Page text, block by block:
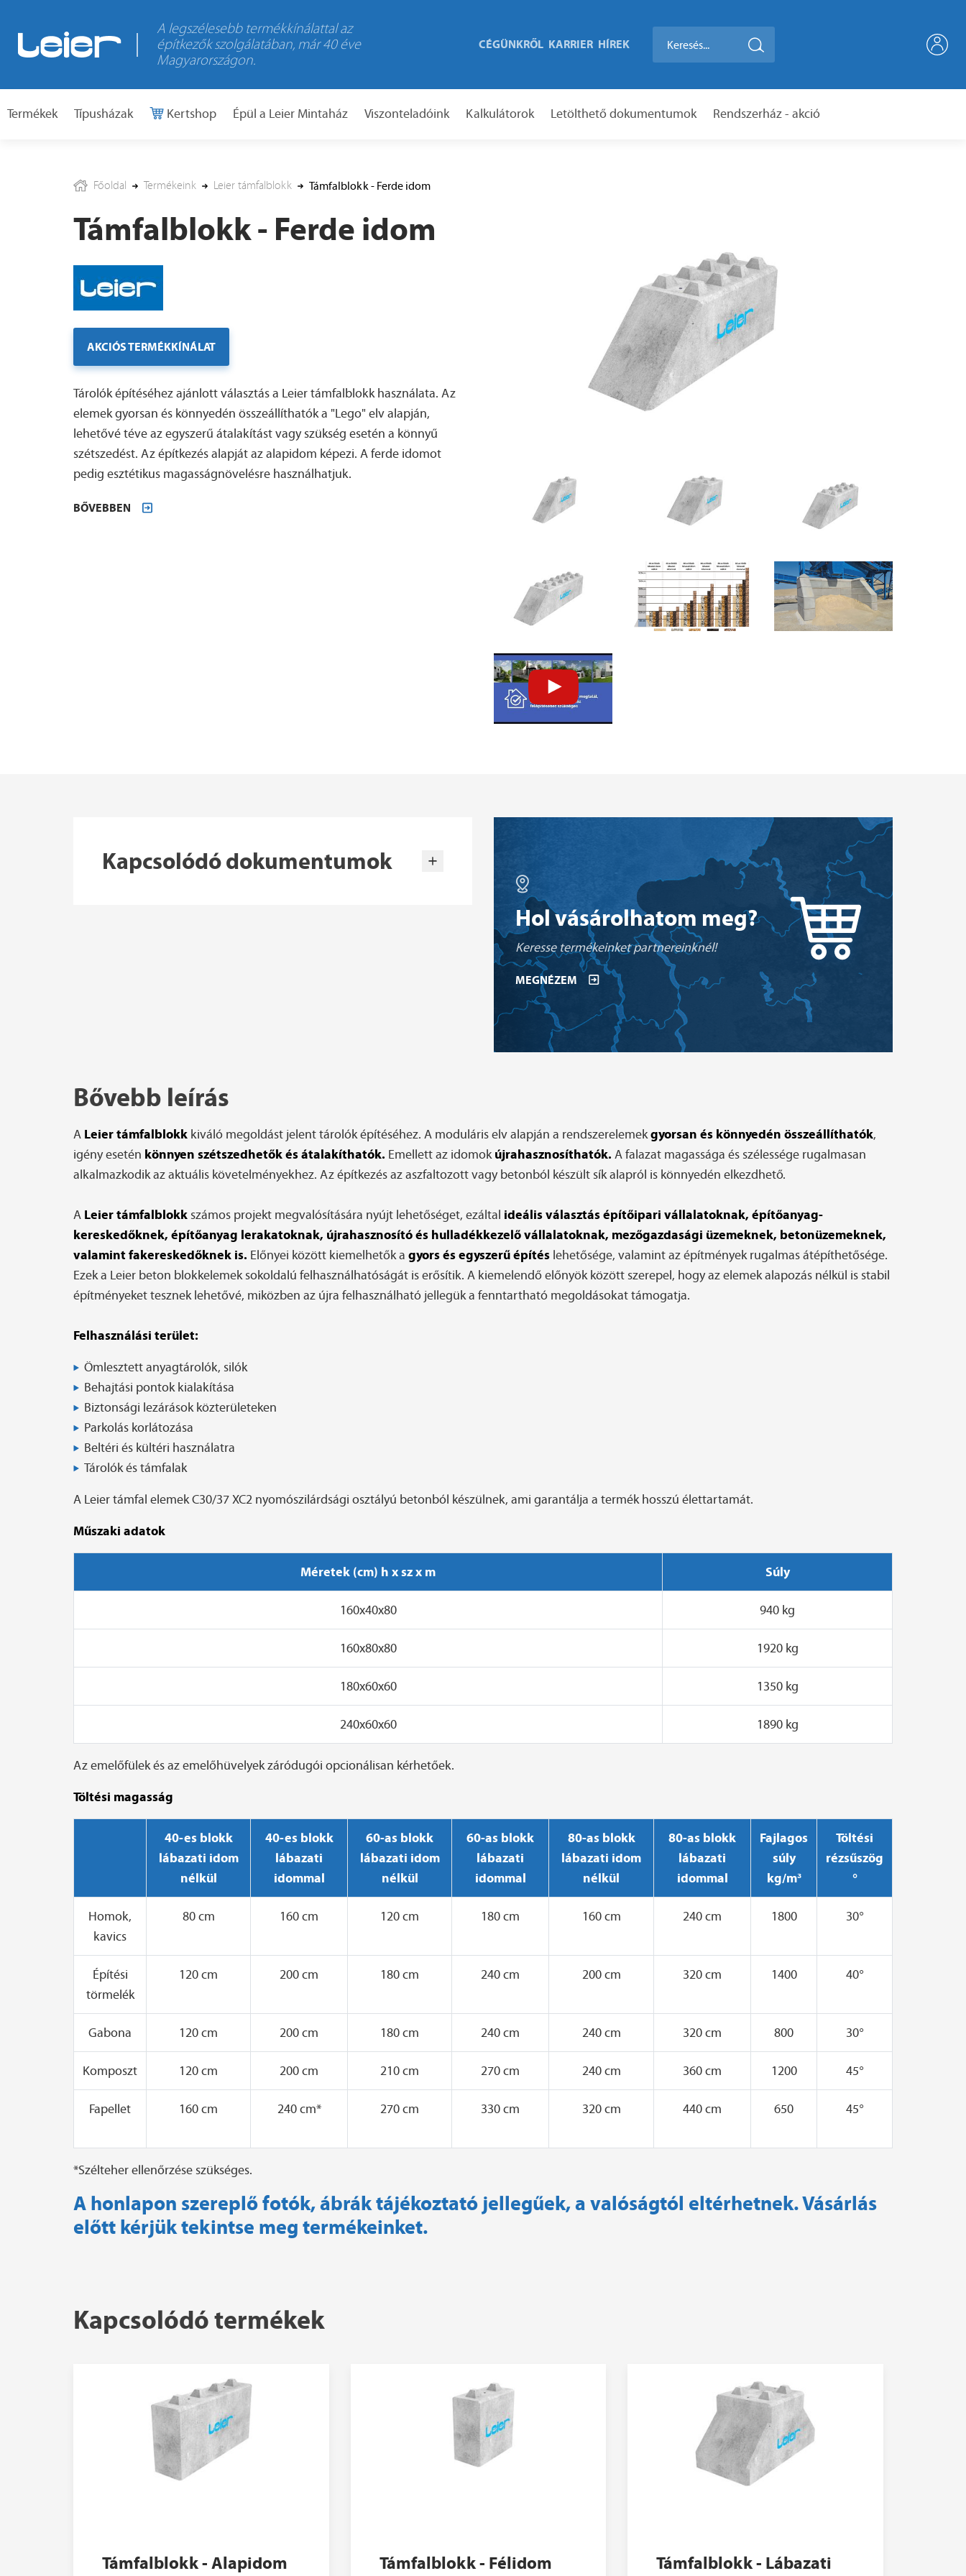
A legszélesebb termékkínálattal az
építkezők szolgálatában, már 40 éve
Magyarországon.
CÉGÜNKRŐL KARRIER HÍREK
Termékek Típusházak Kertshop Épül a Leier Mintaház Viszonteladóink Kalkulátorok Letölthető dokumentumok Rendszerház - akció
Főoldal Termékeink Leier támfalblokk Támfalblokk - Ferde idom
Támfalblokk - Ferde idom
AKCIÓS TERMÉKKÍNÁLAT
Tárolók építéséhez ajánlott választás a Leier támfalblokk használata. Az
elemek gyorsan és könnyedén összeállíthatók a "Lego" elv alapján,
lehetővé téve az egyszerű átalakítást vagy szükség esetén a könnyű
szétszedést. Az építkezés alapját az alapidom képezi. A ferde idomot
pedig esztétikus magasságnövelésre használhatjuk.
BŐVEBBEN
Kapcsolódó dokumentumok
Hol vásárolhatom meg?
Keresse termékeinket partnereinknél!
MEGNÉZEM
Bővebb leírás
A Leier támfalblokk kiváló megoldást jelent tárolók építéséhez. A moduláris elv alapján a rendszerelemekgyorsan és könnyedén összeállíthatók,
igény esetén könnyen szétszedhetők és átalakíthatók. Emellett az idomokújrahasznosíthatók. A falazat magassága és szélessége rugalmasan
alkalmazkodik az aktuális követelményekhez. Az építkezés az aszfaltozott vagy betonból készült sík alapról is könnyedén elkezdhető.
A Leier támfalblokk számos projekt megvalósítására nyújt lehetőséget, ezáltal ideális választás építőipari vállalatoknak, építőanyag-
kereskedőknek, építőanyag lerakatoknak, újrahasznosító és hulladékkezelő vállalatoknak, mezőgazdasági üzemeknek, betonüzemeknek,
valamint fakereskedőknek is. Előnyei között kiemelhetők a gyors és egyszerű építés lehetősége, valamint az építmények rugalmas átépíthetősége.
Ezek a Leier beton blokkelemek sokoldalú felhasználhatóságát is erősítik. A kiemelendő előnyök között szerepel, hogy az elemek alapozás nélkül is stabil
építményeket tesznek lehetővé, miközben az újra felhasználható jellegük a fenntartható megoldásokat támogatja.
Felhasználási terület:
Ömlesztett anyagtárolók, silók
Behajtási pontok kialakítása
Biztonsági lezárások közterületeken
Parkolás korlátozása
Beltéri és kültéri használatra
Tárolók és támfalak
A Leier támfal elemek C30/37 XC2 nyomószilárdsági osztályú betonból készülnek, ami garantálja a termék hosszú élettartamát.
Műszaki adatok
Méretek (cm) h x sz x m Súly
160x40x80 940 kg
160x80x80 1920 kg
180x60x60 1350 kg
240x60x60 1890 kg
Az emelőfülek és az emelőhüvelyek záródugói opcionálisan kérhetőek.
Töltési magasság
40-es blokk
lábazati idom
nélkül
40-es blokk
lábazati
idommal
60-as blokk
lábazati idom
nélkül
60-as blokk
lábazati
idommal
80-as blokk
lábazati idom
nélkül
80-as blokk
lábazati
idommal
Fajlagos
súly
kg/m³
Töltési
rézsűszög
°
Homok,
kavics
80 cm 160 cm 120 cm 180 cm 160 cm 240 cm 1800 30°
Építési
törmelék
120 cm 200 cm 180 cm 240 cm 200 cm 320 cm 1400 40°
Gabona 120 cm 200 cm 180 cm 240 cm 240 cm 320 cm 800 30°
Komposzt 120 cm 200 cm 210 cm 270 cm 240 cm 360 cm 1200 45°
Fapellet 160 cm 240 cm* 270 cm 330 cm 320 cm 440 cm 650 45°
*Szélteher ellenőrzése szükséges.
A honlapon szereplő fotók, ábrák tájékoztató jellegűek, a valóságtól eltérhetnek. Vásárlás
előtt kérjük tekintse meg termékeinket.
Kapcsolódó termékek
Támfalblokk - Alapidom Támfalblokk - Félidom
Támfalblokk - Lábazati